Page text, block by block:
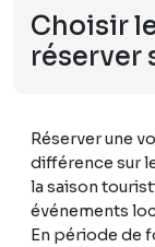
Choisir
réserver
Réserver une
différence sur
la saison
événements
En période de